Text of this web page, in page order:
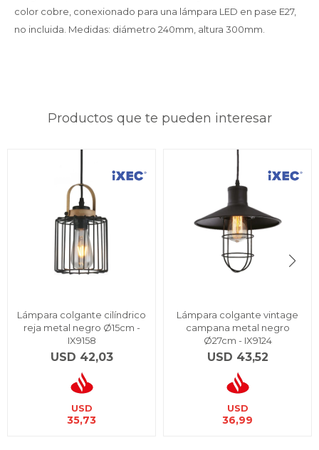
color cobre, conexionado para una lámpara LED en pase E27,
no incluida. Medidas: diámetro 240mm, altura 300mm.
Productos que te pueden interesar
Lámpara colgante cilíndrico
reja metal negro Ø15cm -
IX9158
USD 42,03
USD
35,73
Lámpara colgante vintage
campana metal negro
Ø27cm - IX9124
USD 43,52
USD
36,99